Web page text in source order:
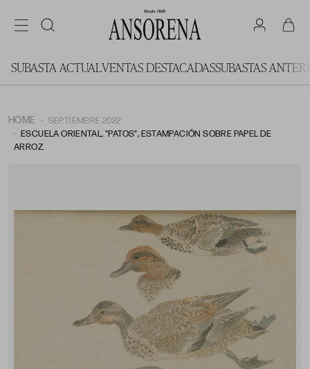
SUBASTA ACTUALVENTAS DESTACADASSUBASTAS
HOME
SEPTIEMBRE 2022
ESCUELA ORIENTAL, "PATOS", ESTAMPACIÓN SOBRE PAPEL DE
ARROZ.